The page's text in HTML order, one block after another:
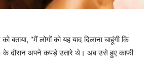
बताया, “मैं लोगों को यह याद दिलाना चाहूंगी कि
के दौरान अपने कपड़े उतारे थे। अब उसे हुए काफी